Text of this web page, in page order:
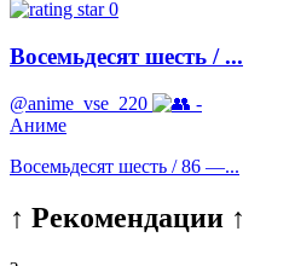
0
Восемьдесят шесть / ...
@anime_vse_220
-
Аниме
Восемьдесят шесть / 86 —...
↑ Рекомендации ↑